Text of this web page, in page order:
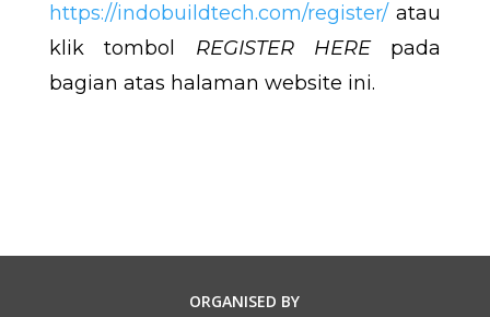
https://indobuildtech.com/register/atau
klik tombol REGISTER HEREpada
bagian atas halaman website ini.
ORGANISED BY